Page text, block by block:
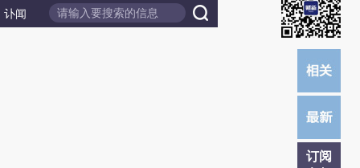
讣闻
订阅